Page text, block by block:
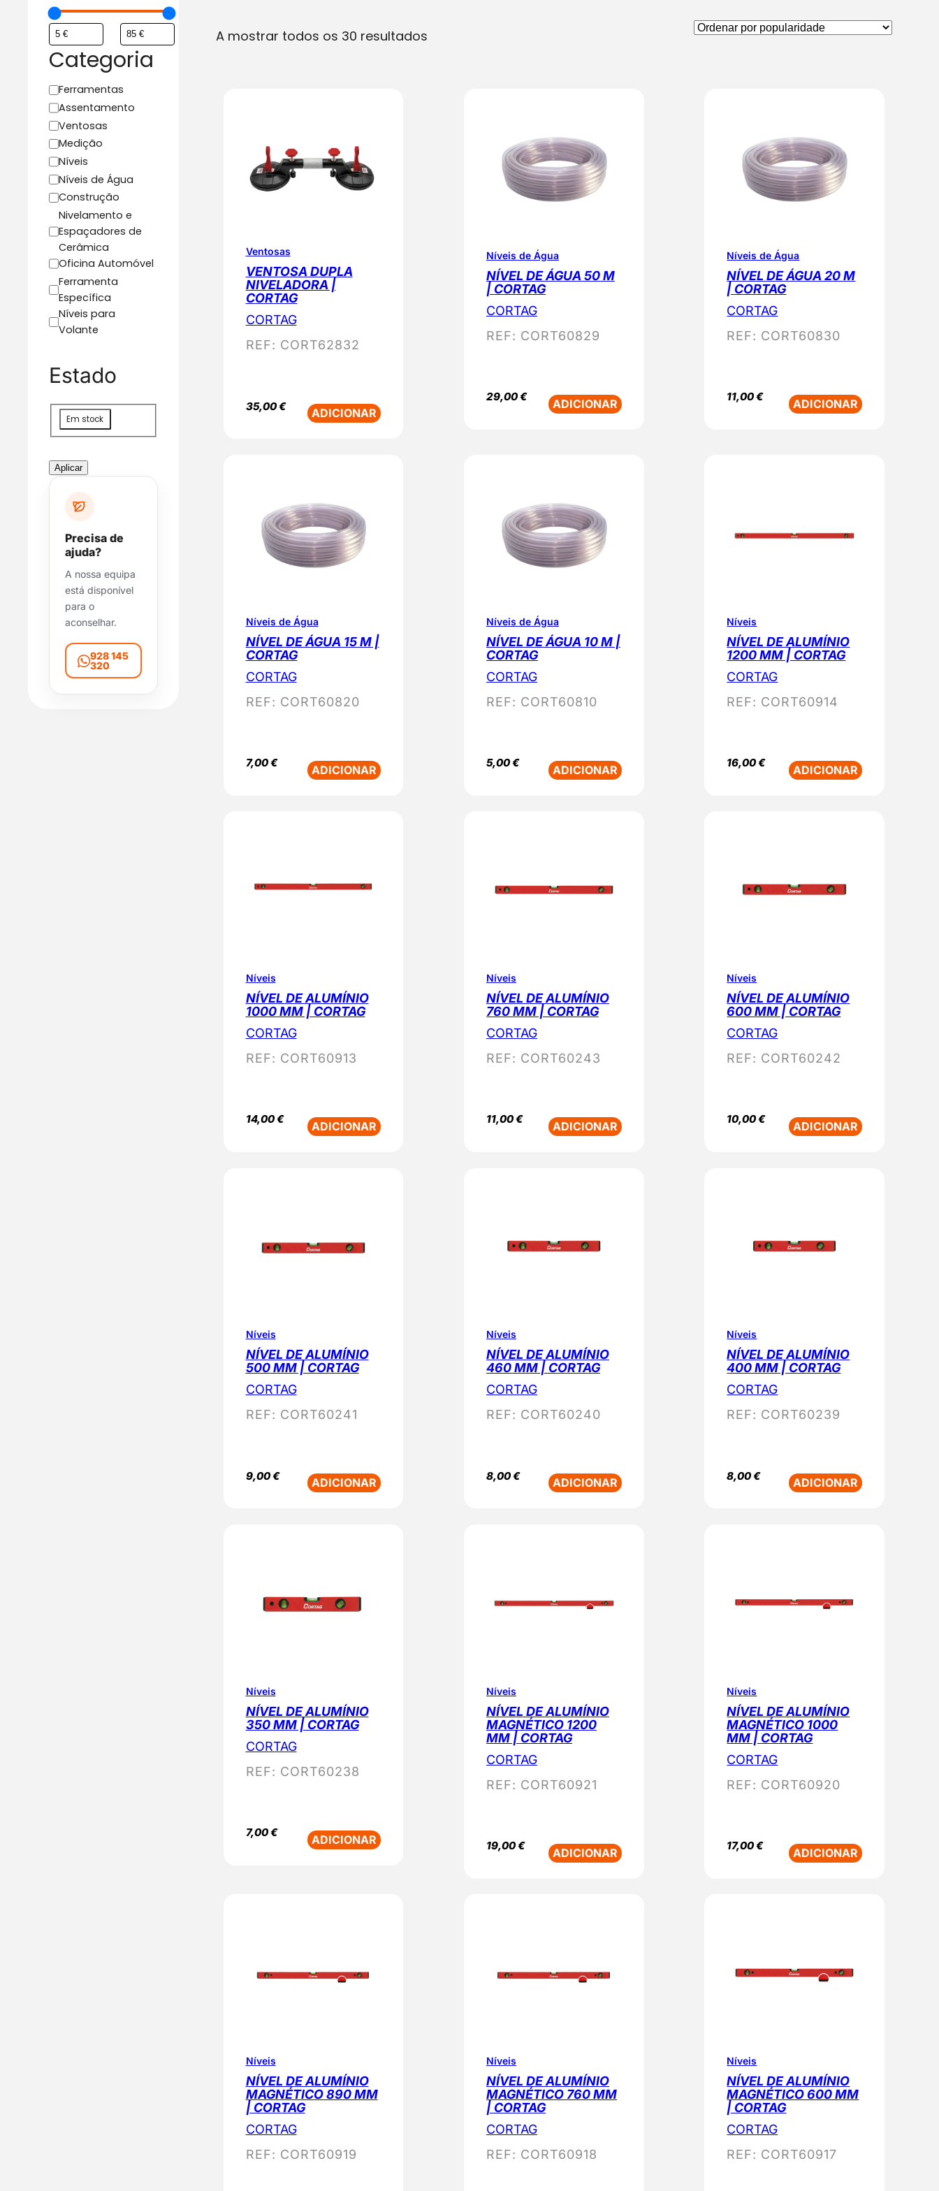
Categoria
C
a
t
e
g
o
r
i
Ferramentas
Assentamento
Ventosas
Medição
Níveis
Níveis de Água
Construção
Nivelamento e
Espaçadores de
Cerâmica
Oficina Automóvel
Ferramenta
Específica
Níveis para
Volante
Estado
i
p
o
d
d
Em stock
Aplicar
Precisa de
ajuda?
A nossa equipa
está disponível
para o
aconselhar.
928 145
320
A mostrar todos os 30 resultadosO
Ventosas
VENTOSA DUPLA
NIVELADORA |
CORTAG
CORTAG
REF: CORT62832
35,00€
ADICIONAR
Níveis de Água
NÍVEL DE ÁGUA 50 M
| CORTAG
CORTAG
REF: CORT60829
29,00€
ADICIONAR
Níveis de Água
NÍVEL DE ÁGUA 20 M
| CORTAG
CORTAG
REF: CORT60830
11,00€
ADICIONAR
Níveis de Água
NÍVEL DE ÁGUA 15 M |
CORTAG
CORTAG
REF: CORT60820
7,00€
ADICIONAR
Níveis de Água
NÍVEL DE ÁGUA 10 M |
CORTAG
CORTAG
REF: CORT60810
5,00€
ADICIONAR
Níveis
NÍVEL DE ALUMÍNIO
1200 MM | CORTAG
CORTAG
REF: CORT60914
16,00€
ADICIONAR
Níveis
NÍVEL DE ALUMÍNIO
1000 MM | CORTAG
CORTAG
REF: CORT60913
14,00€
ADICIONAR
Níveis
NÍVEL DE ALUMÍNIO
760 MM | CORTAG
CORTAG
REF: CORT60243
11,00€
ADICIONAR
Níveis
NÍVEL DE ALUMÍNIO
600 MM | CORTAG
CORTAG
REF: CORT60242
10,00€
ADICIONAR
Níveis
NÍVEL DE ALUMÍNIO
500 MM | CORTAG
CORTAG
REF: CORT60241
9,00€
ADICIONAR
Níveis
NÍVEL DE ALUMÍNIO
460 MM | CORTAG
CORTAG
REF: CORT60240
8,00€
ADICIONAR
Níveis
NÍVEL DE ALUMÍNIO
400 MM | CORTAG
CORTAG
REF: CORT60239
8,00€
ADICIONAR
Níveis
NÍVEL DE ALUMÍNIO
350 MM | CORTAG
CORTAG
REF: CORT60238
7,00€
ADICIONAR
Níveis
NÍVEL DE ALUMÍNIO
MAGNÉTICO 1200
MM | CORTAG
CORTAG
REF: CORT60921
19,00€
ADICIONAR
Níveis
NÍVEL DE ALUMÍNIO
MAGNÉTICO 1000
MM | CORTAG
CORTAG
REF: CORT60920
17,00€
ADICIONAR
Níveis
NÍVEL DE ALUMÍNIO
MAGNÉTICO 890 MM
| CORTAG
CORTAG
REF: CORT60919
Níveis
NÍVEL DE ALUMÍNIO
MAGNÉTICO 760 MM
| CORTAG
CORTAG
REF: CORT60918
Níveis
NÍVEL DE ALUMÍNIO
MAGNÉTICO 600 MM
| CORTAG
CORTAG
REF: CORT60917